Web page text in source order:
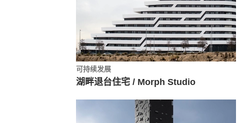
可持续发展
湖畔退台住宅 / Morph Studio